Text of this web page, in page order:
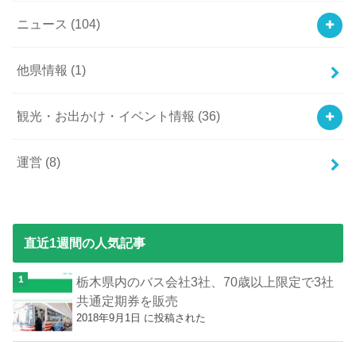
ニュース (104)
他県情報 (1)
観光・お出かけ・イベント情報 (36)
運営 (8)
直近1週間の人気記事
栃木県内のバス会社3社、70歳以上限定で3社
共通定期券を販売
2018年9月1日 に投稿された